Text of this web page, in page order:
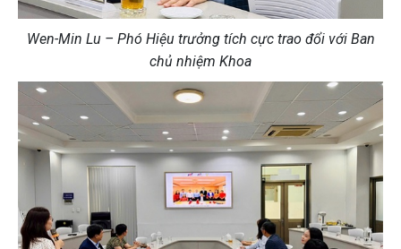
Wen-Min Lu – Phó Hiệu trưởng tích cực trao đổi với Ban
chủ nhiệm Khoa